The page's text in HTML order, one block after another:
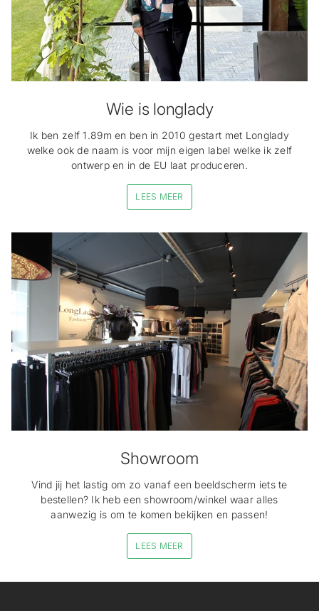
Wie is longlady
Ik ben zelf 1.89m en ben in 2010 gestart met Longlady
welke ook de naam is voor mijn eigen label welke ik zelf
ontwerp en in de EU laat produceren.
LEES MEER
Showroom
Vind jij het lastig om zo vanaf een beeldscherm iets te
bestellen? Ik heb een showroom/winkel waar alles
aanwezig is om te komen bekijken en passen!
LEES MEER